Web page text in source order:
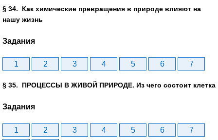
§ 34. Как химические превращения в природе влияют на
нашу жизнь
Задания
1 2 3 4 5 6 7
§ 35. ПРОЦЕССЫ В ЖИВОЙ ПРИРОДЕ. Из чего состоит клетка
Задания
1 2 3 4 5 6
7